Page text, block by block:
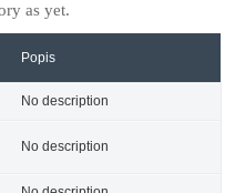
as yet.
Popis
No description
No description